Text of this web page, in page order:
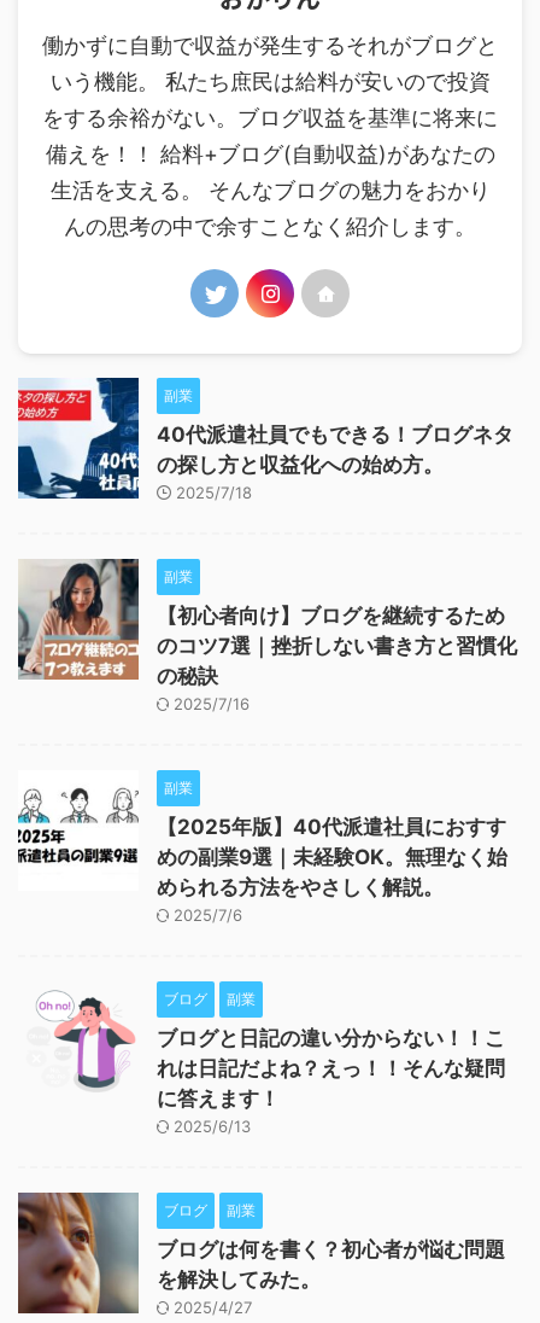
働かずに自動で収益が発生するそれがブログと
いう機能。 私たち庶民は給料が安いので投資
をする余裕がない。ブログ収益を基準に将来に
備えを！！ 給料+ブログ(自動収益)があなたの
生活を支える。 そんなブログの魅力をおかり
んの思考の中で余すことなく紹介します。
副業
40代派遣社員でもできる！ブログネタ
の探し方と収益化への始め方。
2025/7/18
副業
【初心者向け】ブログを継続するため
のコツ7選｜挫折しない書き方と習慣化
の秘訣
2025/7/16
副業
【2025年版】40代派遣社員におすす
めの副業9選｜未経験OK。無理なく始
められる方法をやさしく解説。
2025/7/6
ブログ 副業
ブログと日記の違い分からない！！こ
れは日記だよね？えっ！！そんな疑問
に答えます！
2025/6/13
ブログ 副業
ブログは何を書く？初心者が悩む問題
を解決してみた。
2025/4/27